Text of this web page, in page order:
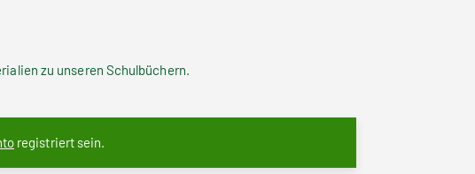
zu unseren Schulbüchern.
registriert sein.